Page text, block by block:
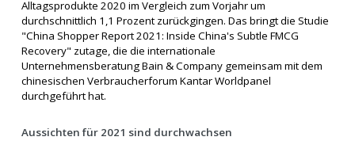
Alltagsprodukte 2020 im Vergleich zum Vorjahr um
durchschnittlich 1,1 Prozent zurückgingen. Das bringt die Studie
"China Shopper Report 2021: Inside China's Subtle FMCG
Recovery" zutage, die die internationale
Unternehmensberatung Bain & Company gemeinsam mit dem
chinesischen Verbraucherforum Kantar Worldpanel
durchgeführt hat.
Aussichten für 2021 sind durchwachsen